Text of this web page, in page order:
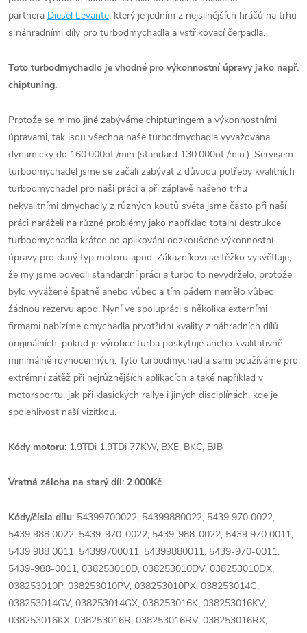
partnera Diesel Levante, který je jedním z nejsilnějších hráčů na trhu
s náhradními díly pro turbodmychadla a vstřikovací čerpadla.
Toto turbodmychadlo je vhodné pro výkonnostní úpravy jako např.
chiptuning.
Protože se mimo jiné zabýváme chiptuningem a výkonnostními
úpravami, tak jsou všechna naše turbodmychadla vyvažována
dynamicky do 160.000ot./min (standard 130.000ot./min.). Servisem
turbodmychadel jsme se začali zabývat z důvodu potřeby kvalitních
turbodmychadel pro naši práci a při záplavě našeho trhu
nekvalitními dmychadly z různých koutů světa jsme často při naší
práci naráželi na různé problémy jako například totální destrukce
turbodmychadla krátce po aplikování odzkoušené výkonnostní
úpravy pro daný typ motoru apod. Zákazníkovi se těžko vysvětluje,
že my jsme odvedli standardní práci a turbo to nevydrželo, protože
bylo vyvážené špatně anebo vůbec a tím pádem nemělo vůbec
žádnou rezervu apod. Nyní ve spolupráci s několika externími
firmami nabízíme dmychadla prvotřídní kvality z náhradních dílů
originálních, pokud je výrobce turba poskytuje anebo kvalitativně
minimálně rovnocenných. Tyto turbodmychadla sami používáme pro
extrémní zátěž při nejrůznějších aplikacích a také například v
motorsportu, jak při klasických rallye i jiných disciplínách, kde je
spolehlivost naší vizitkou.
Kódy motoru: 1.9TDi 1,9TDi 77KW, BXE, BKC, BJB
Vratná záloha na starý díl: 2.000Kč
Kódy/čísla dílu: 54399700022, 54399880022, 5439 970 0022,
5439 988 0022, 5439-970-0022, 5439-988-0022, 5439 970 0011,
5439 988 0011, 54399700011, 54399880011, 5439-970-0011,
5439-988-0011, 038253010D, 038253010DV, 038253010DX,
038253010P, 038253010PV, 038253010PX, 038253014G,
038253014GV, 038253014GX, 038253016K, 038253016KV,
038253016KX, 038253016R, 038253016RV, 038253016RX,